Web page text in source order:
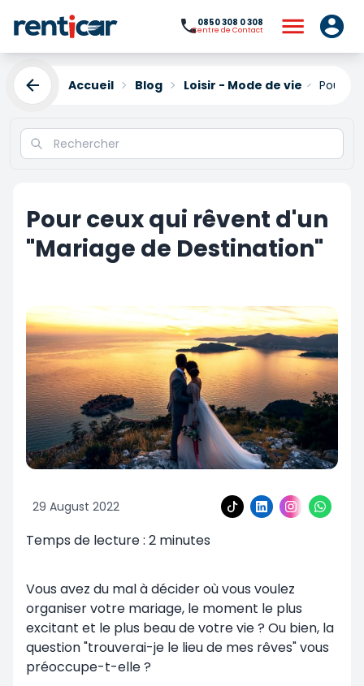
0850 308 0 308
Centre de Contact
Accueil Blog Loisir - Mode de vie Pour
Pour ceux qui rêvent d'un
"Mariage de Destination"
29 August 2022
Temps de lecture : 2 minutes
Vous avez du mal à décider où vous voulez
organiser votre mariage, le moment le plus
excitant et le plus beau de votre vie ? Ou bien, la
question "trouverai-je le lieu de mes rêves" vous
préoccupe-t-elle ?